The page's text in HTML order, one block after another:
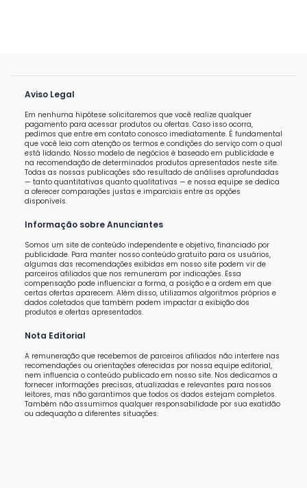
Aviso Legal
Em nenhuma hipótese solicitaremos que você realize qualquer
pagamento para acessar produtos ou ofertas. Caso isso ocorra,
pedimos que entre em contato conosco imediatamente. É fundamental
que você leia com atenção os termos e condições do serviço com o qual
está lidando. Nosso modelo de negócios é baseado em publicidade e
na recomendação de determinados produtos apresentados neste site.
Todas as nossas publicações são resultado de análises aprofundadas
— tanto quantitativas quanto qualitativas — e nossa equipe se dedica
a oferecer comparações justas e imparciais entre as opções
disponíveis.
Informação sobre Anunciantes
Somos um site de conteúdo independente e objetivo, financiado por
publicidade. Para manter nosso conteúdo gratuito para os usuários,
algumas das recomendações exibidas em nosso site podem vir de
parceiros afiliados que nos remuneram por indicações. Essa
compensação pode influenciar a forma, a posição e a ordem em que
certas ofertas aparecem. Além disso, utilizamos algoritmos próprios e
dados coletados que também podem impactar a exibição dos
produtos e ofertas apresentados.
Nota Editorial
A remuneração que recebemos de parceiros afiliados não interfere nas
recomendações ou orientações oferecidas por nossa equipe editorial,
nem influencia o conteúdo publicado em nosso site. Nos dedicamos a
fornecer informações precisas, atualizadas e relevantes para nossos
leitores, mas não garantimos que todos os dados estejam completos.
Também não assumimos qualquer responsabilidade por sua exatidão
ou adequação a diferentes situações.